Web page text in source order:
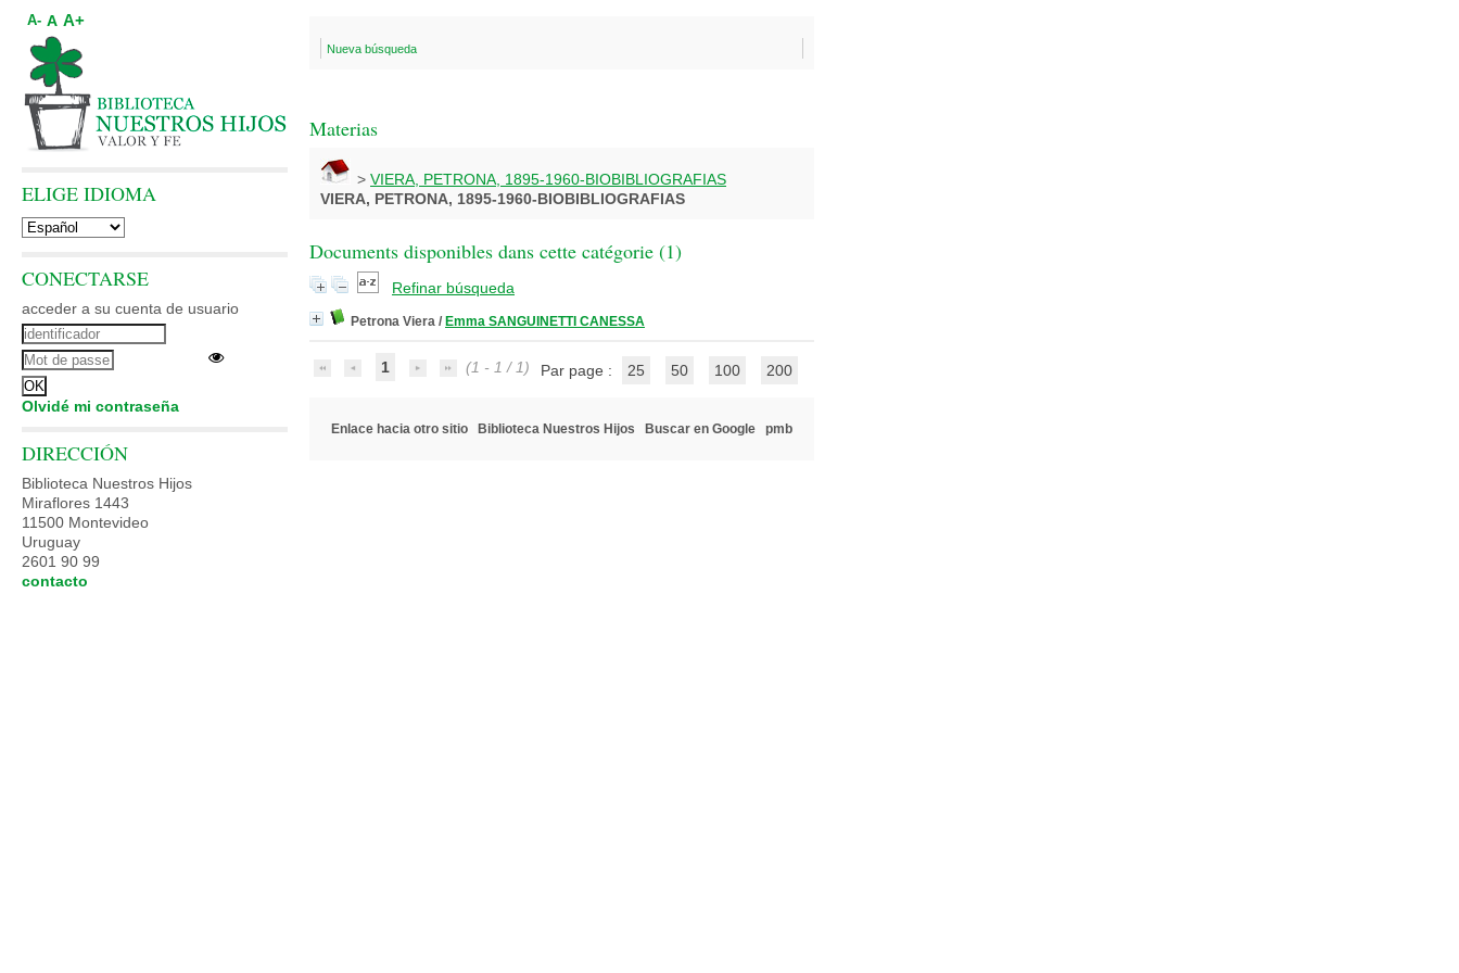
Nueva búsqueda
Materias
> VIERA, PETRONA, 1895-1960-BIOBIBLIOGRAFIAS
VIERA, PETRONA, 1895-1960-BIOBIBLIOGRAFIAS
Documents disponibles dans cette catégorie (1)
Refinar búsqueda
Petrona Viera / Emma SANGUINETTI CANESSA
1 (1 - 1 / 1) Par page : 25 50 100 200
Enlace hacia otro sitio Biblioteca Nuestros Hijos Buscar en Google pmb
A- A A+
ELIGE IDIOMA
CONECTARSE
acceder a su cuenta de usuario
Olvidé mi contraseña
DIRECCIÓN
Biblioteca Nuestros Hijos
Miraflores 1443
11500 Montevideo
Uruguay
2601 90 99
contacto